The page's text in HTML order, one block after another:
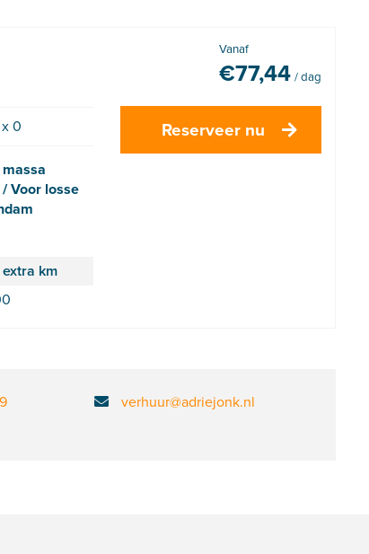
0
Voor losse
km
Vanaf
€77,44 / dag
Reserveer nu
verhuur@adriejonk.nl